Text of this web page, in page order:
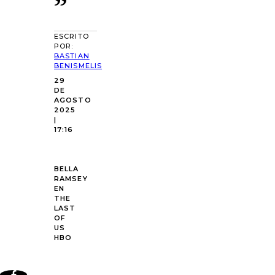
ESCRITO
POR:
BASTIAN
BENISMELIS
29
DE
AGOSTO
2025
|
17:16
BELLA
RAMSEY
EN
THE
LAST
OF
US
HBO